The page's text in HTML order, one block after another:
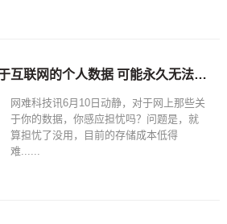
免费服务器永久保存于互联网的个人数据 可能永久无法删除
网难科技讯6月10日动静，对于网上那些关
于你的数据，你感应担忧吗？问题是，就
算担忧了没用，目前的存储成本低得
难......